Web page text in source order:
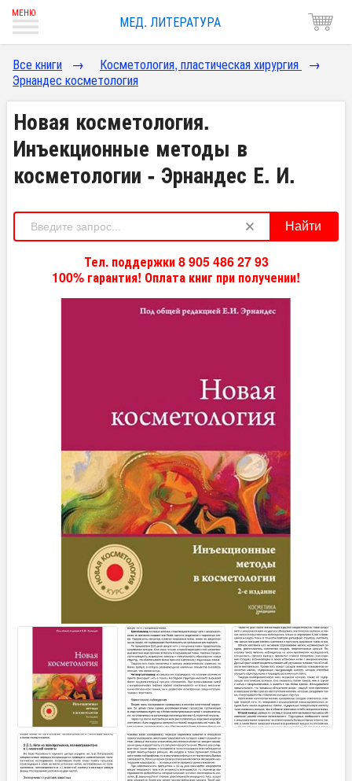
МЕД. ЛИТЕРАТУРА
Все книги → Косметология, пластическая хирургия
→
Эрнандес косметология
Новая косметология.
Инъекционные методы в
косметологии - Эрнандес Е. И.
Найти
Тел. поддержки 8 905 486 27 93
100% гарантия! Оплата книг при получении!